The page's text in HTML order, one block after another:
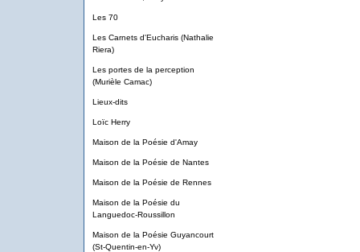
Les 70
Les Carnets d'Eucharis (Nathalie
Riera)
Les portes de la perception
(Murièle Camac)
Lieux-dits
Loïc Herry
Maison de la Poésie d'Amay
Maison de la Poésie de Nantes
Maison de la Poésie de Rennes
Maison de la Poésie du
Languedoc-Roussillon
Maison de la Poésie Guyancourt
(St-Quentin-en-Yv)